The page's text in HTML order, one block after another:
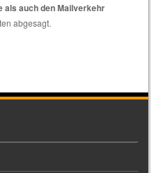
als auch den Mailverkehr
abgesagt.